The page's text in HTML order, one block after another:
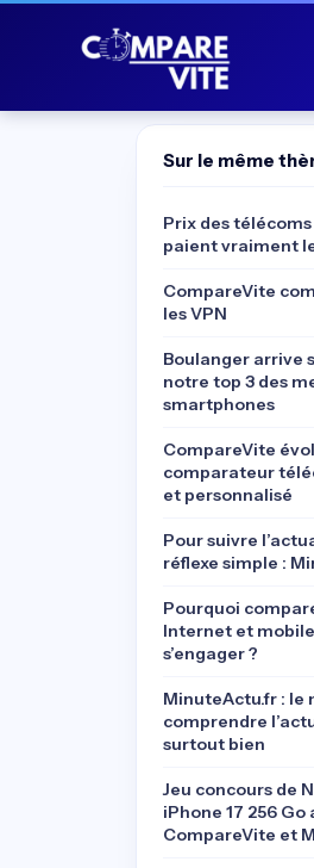
Sur le même
Prix des télécoms
paient vraiment
CompareVite
les VPN
Boulanger arrive
notre top 3 des
smartphones
CompareVite
comparateur
et personnalisé
Pour suivre
réflexe simple :
Pourquoi
Internet et
s’engager ?
MinuteActu.fr : le
comprendre
surtout bien
Jeu concours de
iPhone 17 256 Go
CompareVite et